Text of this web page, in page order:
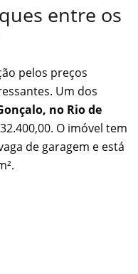
entre os
pelos preços
Um dos
no Rio de
O imóvel tem
de garagem e está